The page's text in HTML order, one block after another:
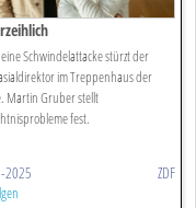
Schwindelattacke stürzt der
im Treppenhaus der
Martin Gruber stellt
fest.
2025 ZDF